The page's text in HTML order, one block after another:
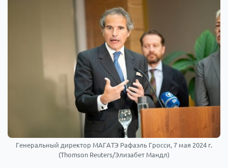
Генеральный директор МАГАТЭ Рафаэль Гросси, 7 мая 2024 г.
(Thomson Reuters/Элизабет Мандл)